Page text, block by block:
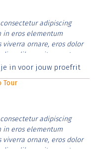
adipiscing
in eros elementum
viverra ornare, eros dolor
libero vitae erat.
cursus id rutrum lorem
in voor jouw proefrit
Tour
adipiscing
in eros elementum
viverra ornare, eros dolor
libero vitae erat.